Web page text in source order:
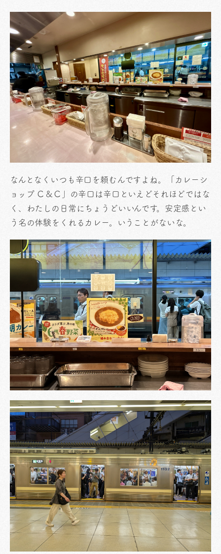
なんとなくいつも辛口を頼むんですよね。「カレーシ
ョップ Ｃ＆Ｃ」の辛口は辛口といえどそれほどではな
く、わたしの日常にちょうどいいんです。安定感とい
う名の体験をくれるカレー。いうことがないな。